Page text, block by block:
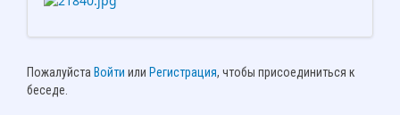
Пожалуйста Войти или Регистрация, чтобы присоединиться к
беседе.